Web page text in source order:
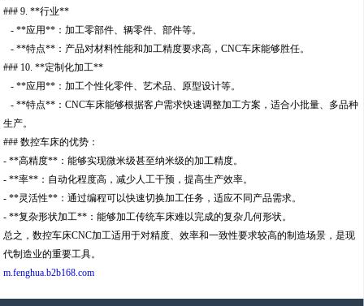
### 9. **行业**
- **应用**：加工零部件、辆零件、部件等。
- **特点**：产品对材料性能和加工精度要求高，CNC车床能够胜任。
### 10. **定制化加工**
- **应用**：加工个性化零件、艺术品、原型设计等。
- **特点**：CNC车床能够根据客户需求快速调整加工方案，适合小批量、多品种
生产。
### 数控车床的优势：
- **高精度**：能够实现微米级甚至纳米级的加工精度。
- **率**：自动化程度高，减少人工干预，提高生产效率。
- **灵活性**：通过编程可以快速切换加工任务，适应不同产品需求。
- **复杂形状加工**：能够加工传统车床难以完成的复杂几何形状。
总之，数控车床CNC加工适用于对精度、效率和一致性要求较高的制造场景，是现
代制造业的重要工具。
m.fenghua.b2b168.com